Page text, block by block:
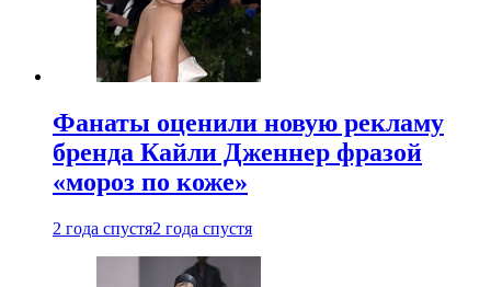
Фанаты оценили новую рекламу
бренда Кайли Дженнер фразой
«мороз по коже»
2 года спустя2 года спустя